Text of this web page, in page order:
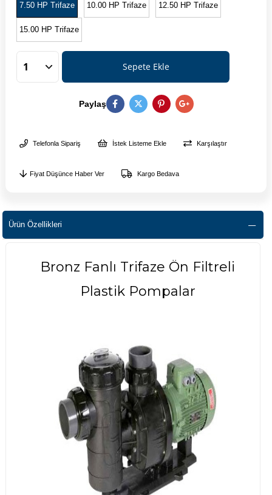
7.50 HP Trifaze 10.00 HP Trifaze 12.50 HP Trifaze
15.00 HP Trifaze
Paylaş
Telefonla Sipariş İstek Listeme Ekle Karşılaştır
Fiyat Düşünce Haber Ver Kargo Bedava
Ürün Özellikleri
Bronz Fanlı Trifaze Ön Filtreli
Plastik Pompalar